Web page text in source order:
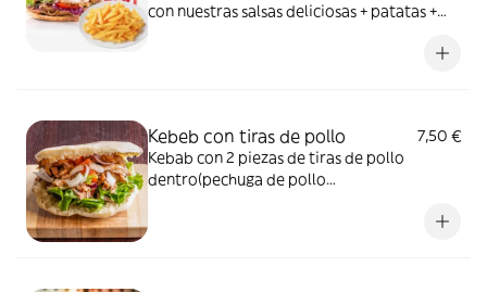
con nuestras salsas deliciosas + patatas +
Kebeb con tiras de pollo
7,50 €
Kebab con 2 piezas de tiras de pollo
dentro(pechuga de pollo